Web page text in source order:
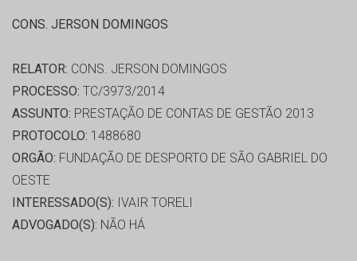
CONS. JERSON DOMINGOS
RELATOR: CONS. JERSON DOMINGOS
PROCESSO: TC/3973/2014
ASSUNTO: PRESTAÇÃO DE CONTAS DE GESTÃO 2013
PROTOCOLO: 1488680
ORGÃO: FUNDAÇÃO DE DESPORTO DE SÃO GABRIEL DO
OESTE
INTERESSADO(S): IVAIR TORELI
ADVOGADO(S): NÃO HÁ